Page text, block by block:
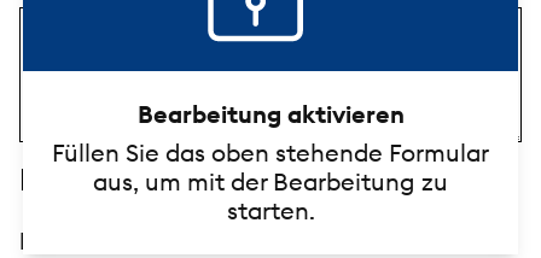
Bearbeitung aktivieren
Füllen Sie das oben stehende Formular
aus, um mit der Bearbeitung zu
starten.
Beschreibung
Beschreibungstext